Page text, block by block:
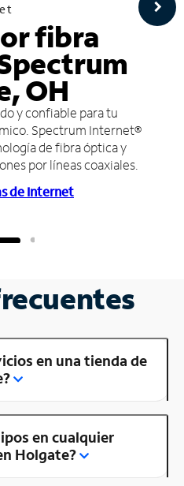
fibra
OH
y confiable para tu
Spectrum Internet®
de fibra óptica y
por líneas coaxiales.
de Internet
en una tienda de
en cualquier
Holgate?